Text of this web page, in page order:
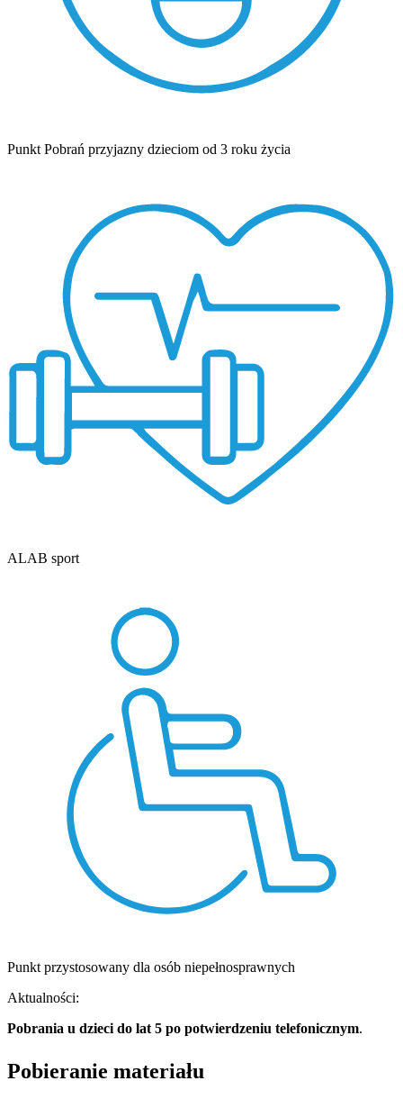
Punkt Pobrań przyjazny dzieciom od 3 roku życia
ALAB sport
Punkt przystosowany dla osób niepełnosprawnych
Aktualności:
Pobrania u dzieci do lat 5 po potwierdzeniu telefonicznym.
Pobieranie materiału